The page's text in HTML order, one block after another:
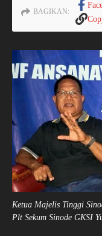
BAGIKAN:
Ketua Majelis Tinggi
Plt Sekum Sinode GKSI